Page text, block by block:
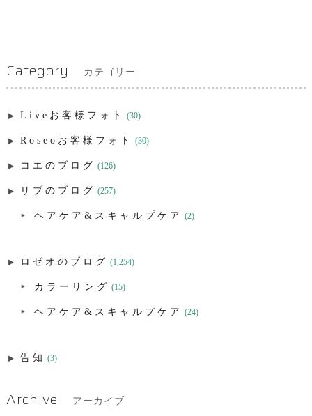
Category カテゴリー
Liveお客様フォト (30)
Roseoお客様フォト (30)
コエのブログ (126)
リブのブログ (257)
ヘアケア&スキャルプケア (2)
ロゼオのブログ (1,254)
カラーリング (15)
ヘアケア&スキャルプケア (24)
告知 (3)
Archive アーカイブ